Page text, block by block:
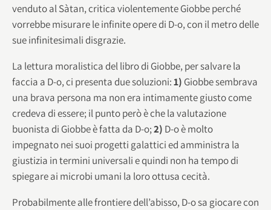
venduto al Sàtan, critica violentemente Giobbe perché
vorrebbe misurare le infinite opere di D-o, con il metro delle
sue infinitesimali disgrazie.
La lettura moralistica del libro di Giobbe, per salvare la
faccia a D-o, ci presenta due soluzioni:1) Giobbe sembrava
una brava persona ma non era intimamente giusto come
credeva di essere; il punto però è che la valutazione
buonista di Giobbe è fatta da D-o;2) D-o è molto
impegnato nei suoi progetti galattici ed amministra la
giustizia in termini universali e quindi non ha tempo di
spiegare ai microbi umani la loro ottusa cecità.
Probabilmente alle frontiere dell’abisso, D-o sa giocare con